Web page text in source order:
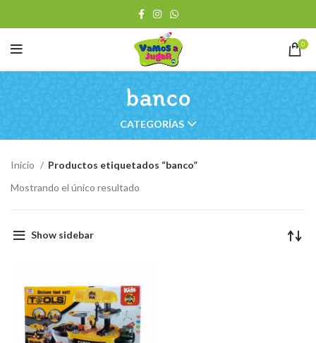
0
banco
CATEGORÍAS
Inicio
Productos etiquetados “banco”
Mostrando el único resultado
Show sidebar